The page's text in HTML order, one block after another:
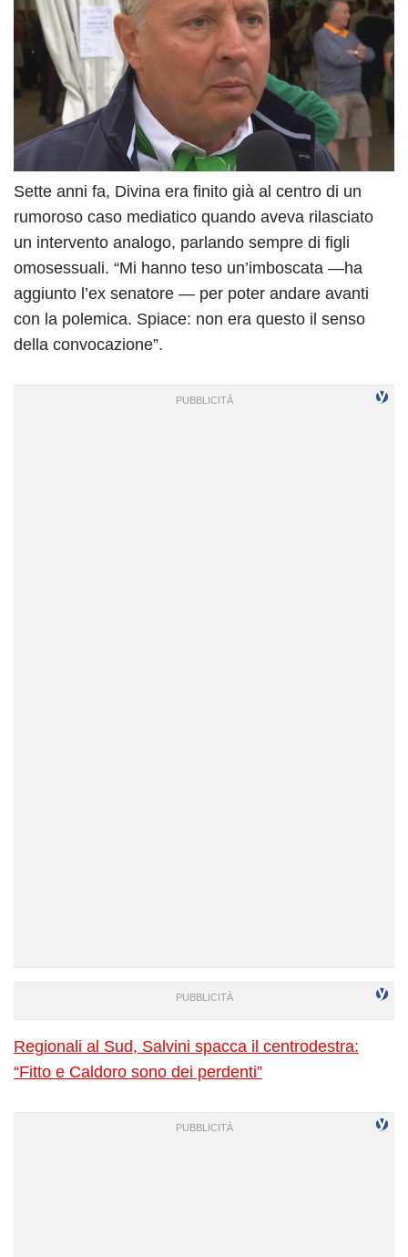
Sette anni fa, Divina era finito già al centro di un
rumoroso caso mediatico quando aveva rilasciato
un intervento analogo, parlando sempre di figli
omosessuali. “Mi hanno teso un’imboscata —ha
aggiunto l’ex senatore — per poter andare avanti
con la polemica. Spiace: non era questo il senso
della convocazione”.
Regionali al Sud, Salvini spacca il centrodestra:
“Fitto e Caldoro sono dei perdenti”